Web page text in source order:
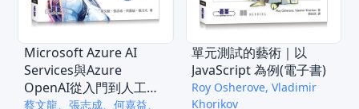
Microsoft Azure AI
Services與Azure
OpenAI從入門到人工智
慧程式開發-使用
蔡文龍、張志成、何嘉益、
單元測試的藝術｜以
JavaScript 為例(電子書)
Roy Osherove, Vladimir
Khorikov